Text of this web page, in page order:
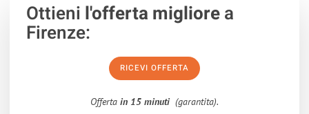
Ottieni l'offerta migliorea
Firenze:
RICEVI OFFERTA
Offerta in 15 minuti (garantita).